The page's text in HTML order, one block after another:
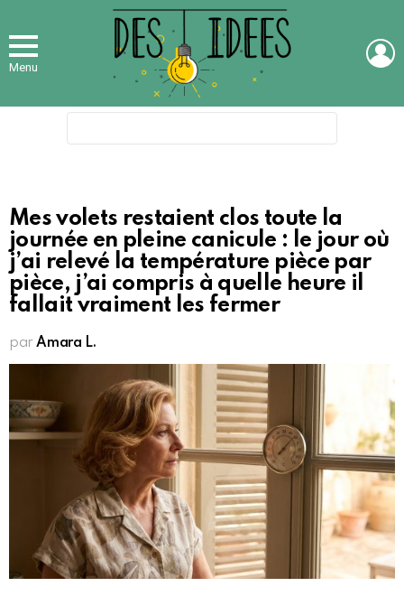
Menu
Mes volets restaient clos toute la
journée en pleine canicule : le jour où
j’ai relevé la température pièce par
pièce, j’ai compris à quelle heure il
fallait vraiment les fermer
par Amara L.